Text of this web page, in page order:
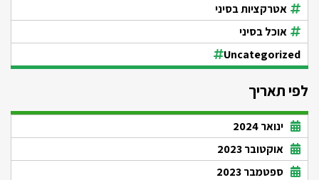
אטרקציות בסיני
אוכל בסיני
Uncategorized
לפי תאריך
ינואר 2024
אוקטובר 2023
ספטמבר 2023